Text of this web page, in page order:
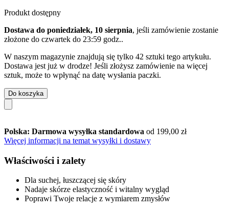
Produkt dostępny
Dostawa do poniedziałek, 10 sierpnia, jeśli zamówienie zostanie
złożone do czwartek do 23:59 godz..
W naszym magazynie znajdują się tylko 42 sztuki tego artykułu.
Dostawa jest już w drodze! Jeśli złożysz zamówienie na więcej
sztuk, może to wpłynąć na datę wysłania paczki.
Do koszyka
Polska: Darmowa wysyłka standardowa od 199,00 zł
Więcej informacji na temat wysyłki i dostawy
Właściwości i zalety
Dla suchej, łuszczącej się skóry
Nadaje skórze elastyczność i witalny wygląd
Poprawi Twoje relacje z wymiarem zmysłów